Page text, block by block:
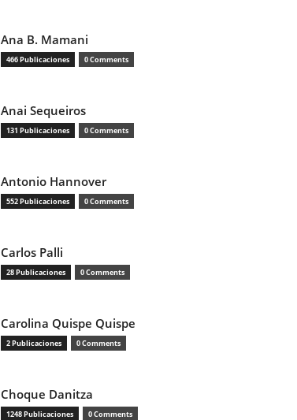
Ana B. Mamani
466 Publicaciones 0 Comments
Anai Sequeiros
131 Publicaciones 0 Comments
Antonio Hannover
552 Publicaciones 0 Comments
Carlos Palli
28 Publicaciones 0 Comments
Carolina Quispe Quispe
2 Publicaciones 0 Comments
Choque Danitza
1248 Publicaciones 0 Comments